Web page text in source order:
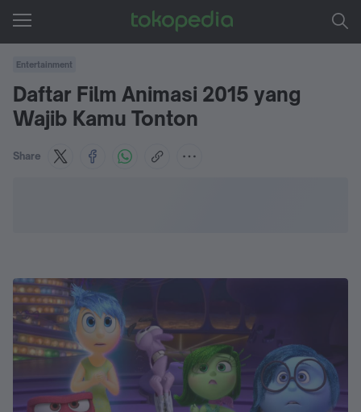
Entertainment
Daftar Film Animasi 2015 yang
Wajib Kamu Tonton
Share